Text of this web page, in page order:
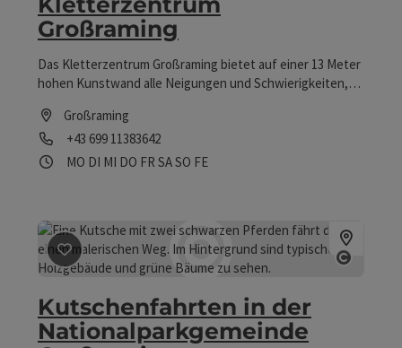
Großraming
Das Kletterzentrum Großraming bietet auf einer 13 Meter
hohen Kunstwand alle Neigungen und Schwierigkeiten,
Großraming
Telefon
+43 699 11383642
Öffnungszeiten
MO Montag geöffnet
DI Dienstag geöffnet
MI Mittwoch geöffnet
DO Donnerstag geöffnet
FR Freitag geöffnet
SASamstag geöffnet
SO Sonntag geöffnet
FEFeiertag geöffnet
Beitrag merken: Kutschenfahrten in der
Kutschenfahrten in der
Nationalparkgemeinde